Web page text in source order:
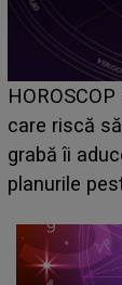
Emanuel a
acum! În
face o
sa: "I-am